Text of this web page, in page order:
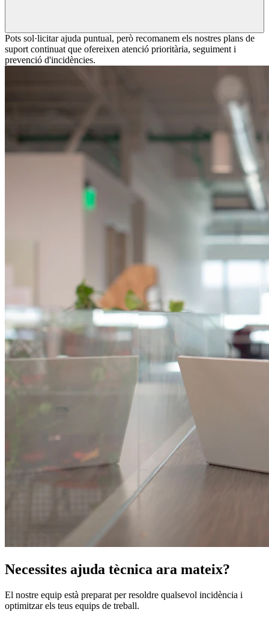
Pots sol·licitar ajuda puntual, però recomanem els nostres plans de
suport continuat que ofereixen atenció prioritària, seguiment i
prevenció d'incidències.
Necessites ajuda tècnica ara mateix?
El nostre equip està preparat per resoldre qualsevol incidència i
optimitzar els teus equips de treball.